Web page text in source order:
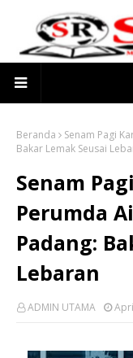
Beranda
Senam Pagi
Bakar Lemak Seusai
Senam
Perumda
Padang:
Lebaran
ADMIN UTAMA